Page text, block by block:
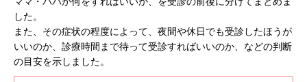
した。
また、その症状の程度によって、夜間や休日でも受診したほうが
いいのか、診療時間まで待って受診すればいいのか、などの判断
の目安を示しました。